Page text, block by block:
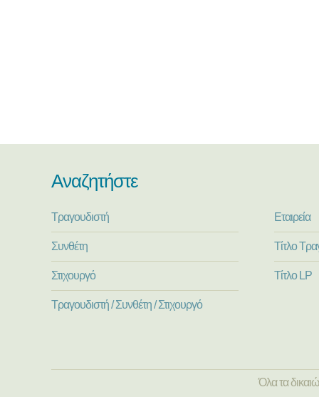
Αναζητήστε
Τραγουδιστή
Συνθέτη
Στιχουργό
Τραγουδιστή / Συνθέτη / Στιχουργό
Εταιρεία
Τίτλο
Τίτλο LP
Όλα τα